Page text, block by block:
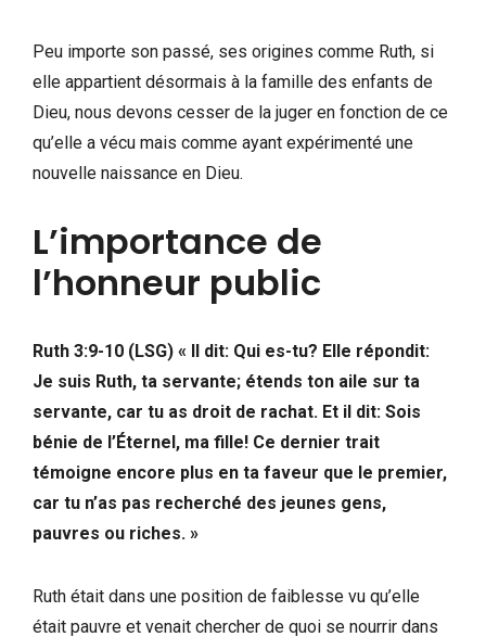
Peu importe son passé, ses origines comme Ruth, si
elle appartient désormais à la famille des enfants de
Dieu, nous devons cesser de la juger en fonction de ce
qu’elle a vécu mais comme ayant expérimenté une
nouvelle naissance en Dieu.
L’importance de
l’honneur public
Ruth 3:9-10 (LSG) « Il dit: Qui es-tu? Elle répondit:
Je suis Ruth, ta servante; étends ton aile sur ta
servante, car tu as droit de rachat. Et il dit: Sois
bénie de l’Éternel, ma fille! Ce dernier trait
témoigne encore plus en ta faveur que le premier,
car tu n’as pas recherché des jeunes gens,
pauvres ou riches. »
Ruth était dans une position de faiblesse vu qu’elle
était pauvre et venait chercher de quoi se nourrir dans